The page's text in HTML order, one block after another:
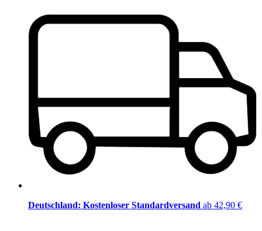
Deutschland: Kostenloser Standardversand ab 42,90 €